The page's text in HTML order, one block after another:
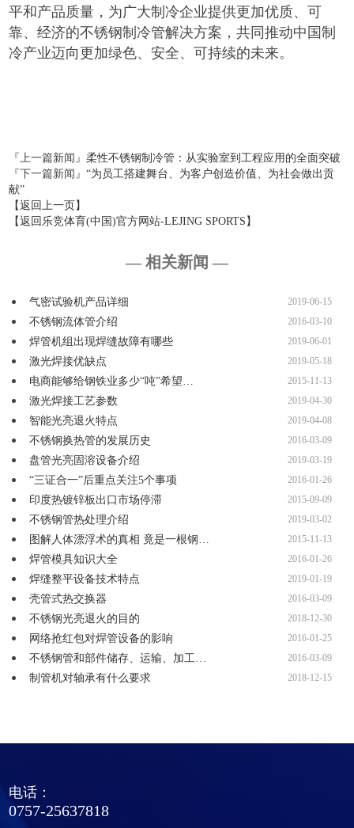
平和产品质量，为广大制冷企业提供更加优质、可
靠、经济的不锈钢制冷管解决方案，共同推动中国制
冷产业迈向更加绿色、安全、可持续的未来。
『上一篇新闻』柔性不锈钢制冷管：从实验室到工程应用的全面突破
『下一篇新闻』“为员工搭建舞台、为客户创造价值、为社会做出贡
献”
【返回上一页】
【返回乐竞体育(中国)官方网站-LEJING SPORTS】
— 相关新闻 —
气密试验机产品详细 2019-06-15
不锈钢流体管介绍 2016-03-10
焊管机组出现焊缝故障有哪些 2019-06-01
激光焊接优缺点 2019-05-18
电商能够给钢铁业多少“吨”希望… 2015-11-13
激光焊接工艺参数 2019-04-30
智能光亮退火特点 2019-04-08
不锈钢换热管的发展历史 2016-03-09
盘管光亮固溶设备介绍 2019-03-19
“三证合一”后重点关注5个事项 2016-01-26
印度热镀锌板出口市场停滞 2015-09-09
不锈钢管热处理介绍 2019-03-02
图解人体漂浮术的真相 竟是一根钢… 2015-11-13
焊管模具知识大全 2016-01-26
焊缝整平设备技术特点 2019-01-19
壳管式热交换器 2016-03-09
不锈钢光亮退火的目的 2018-12-30
网络抢红包对焊管设备的影响 2016-01-25
不锈钢管和部件储存、运输、加工… 2016-03-09
制管机对轴承有什么要求 2018-12-15
电话：
0757-25637818